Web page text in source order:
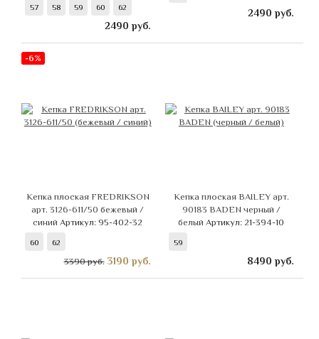
57 58 59 60 62
2490 руб.
2490 руб.
-6%
Кепка плоская FREDRIKSON
арт. 3126-611/50 бежевый /
синийАртикул: 95-402-32
60 62
3390 руб. 3190 руб.
Кепка плоская BAILEY арт.
90183 BADEN черный /
белыйАртикул: 21-394-10
59
8490 руб.